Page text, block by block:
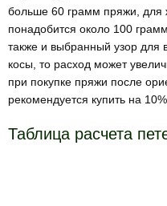
больше 60 грамм пряжи, для
понадобится около 100
также и выбранный узор для
косы, то расход может
при покупке пряжи после
рекомендуется купить на
Таблица расчета